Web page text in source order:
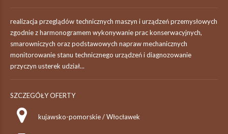
realizacja przeglądów technicznych maszyn i urządzeń przemysłowych
zgodnie z harmonogramem wykonywanie prac konserwacyjnych,
smarowniczych oraz podstawowych napraw mechanicznych
monitorowanie stanu technicznego urządzeń i diagnozowanie
przyczyn usterek udział...
SZCZEGÓŁY OFERTY
kujawsko-pomorskie / Włocławek